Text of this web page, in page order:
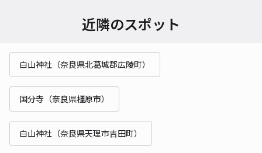
近隣のスポット
白山神社（奈良県北葛城郡広陵町）
国分寺（奈良県橿原市）
白山神社（奈良県天理市吉田町）